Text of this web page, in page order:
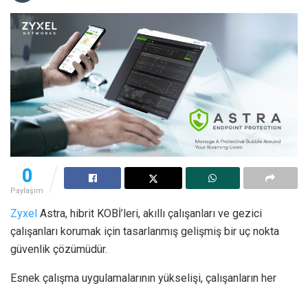
0
Paylaşım
Zyxel Astra, hibrit KOBİ’leri, akıllı çalışanları ve gezici
çalışanları korumak için tasarlanmış gelişmiş bir uç nokta
güvenlik çözümüdür.
Esnek çalışma uygulamalarının yükselişi, çalışanların her